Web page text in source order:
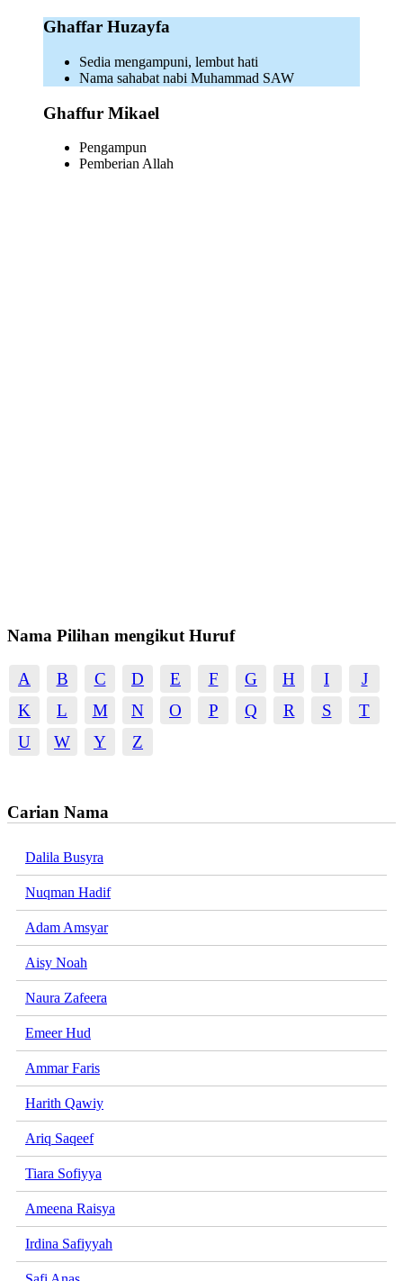
Ghaffar Huzayfa
Sedia mengampuni, lembut hati
Nama sahabat nabi Muhammad SAW
Ghaffur Mikael
Pengampun
Pemberian Allah
Nama Pilihan mengikut Huruf
A B C D E F G H I
J
K
L M N O P Q R S
T
U
W Y Z
Carian Nama
Dalila Busyra
Nuqman Hadif
Adam Amsyar
Aisy Noah
Naura Zafeera
Emeer Hud
Ammar Faris
Harith Qawiy
Ariq Saqeef
Tiara Sofiyya
Ameena Raisya
Irdina Safiyyah